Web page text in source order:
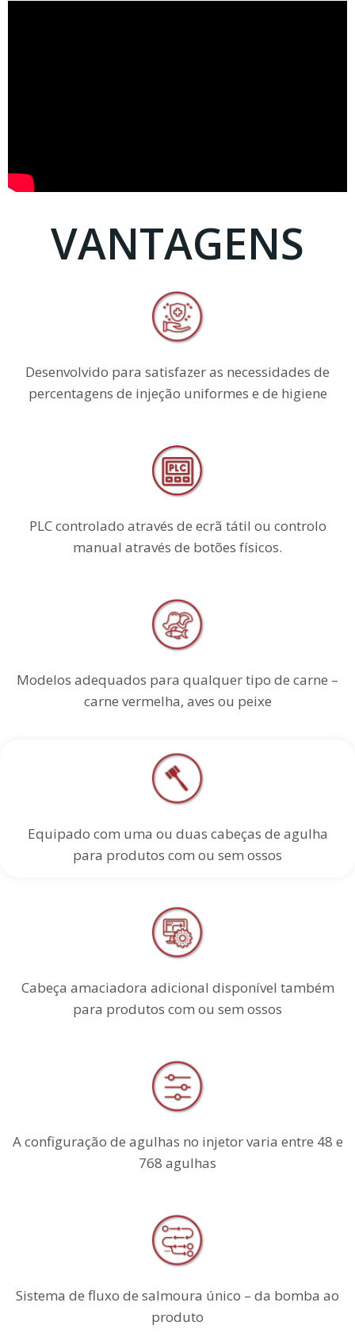
VANTAGENS
Desenvolvido para satisfazer as necessidades de
percentagens de injeção uniformes e de higiene
PLC controlado através de ecrã tátil ou controlo
manual através de botões físicos.
Modelos adequados para qualquer tipo de carne –
carne vermelha, aves ou peixe
Equipado com uma ou duas cabeças de agulha
para produtos com ou sem ossos
Cabeça amaciadora adicional disponível também
para produtos com ou sem ossos
A configuração de agulhas no injetor varia entre 48 e
768 agulhas
Sistema de fluxo de salmoura único – da bomba ao
produto